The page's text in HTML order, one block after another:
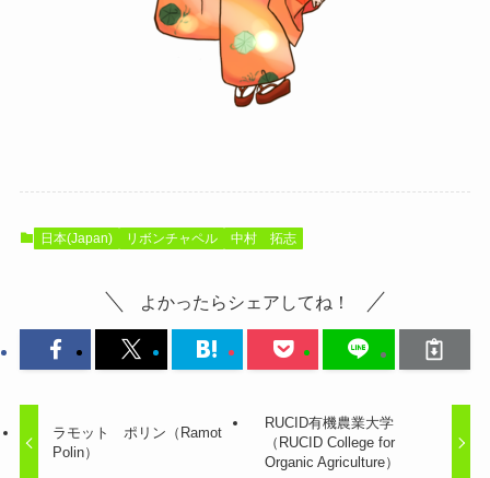
日本(Japan) リボンチャペル 中村 拓志
よかったらシェアしてね！
ラモット ポリン（Ramot
Polin）
RUCID有機農業大学
（RUCID College for
Organic Agriculture）